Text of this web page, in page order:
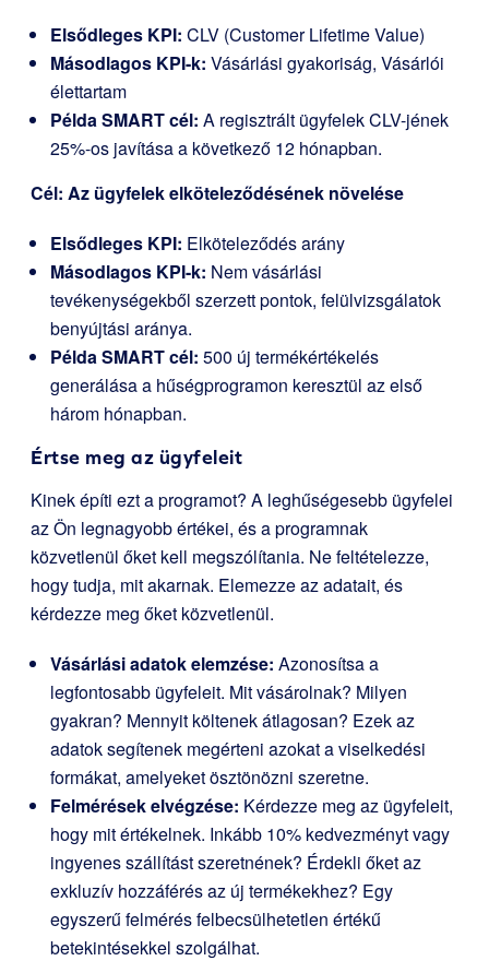
Elsődleges KPI: CLV (Customer Lifetime Value)
Másodlagos KPI-k: Vásárlási gyakoriság, Vásárlói
élettartam
Példa SMART cél: A regisztrált ügyfelek CLV-jének
25%-os javítása a következő 12 hónapban.
Cél: Az ügyfelek elköteleződésének növelése
Elsődleges KPI: Elköteleződés arány
Másodlagos KPI-k: Nem vásárlási
tevékenységekből szerzett pontok, felülvizsgálatok
benyújtási aránya.
Példa SMART cél: 500 új termékértékelés
generálása a hűségprogramon keresztül az első
három hónapban.
Értse meg az ügyfeleit
Kinek építi ezt a programot? A leghűségesebb ügyfelei
az Ön legnagyobb értékei, és a programnak
közvetlenül őket kell megszólítania. Ne feltételezze,
hogy tudja, mit akarnak. Elemezze az adatait, és
kérdezze meg őket közvetlenül.
Vásárlási adatok elemzése: Azonosítsa a
legfontosabb ügyfeleit. Mit vásárolnak? Milyen
gyakran? Mennyit költenek átlagosan? Ezek az
adatok segítenek megérteni azokat a viselkedési
formákat, amelyeket ösztönözni szeretne.
Felmérések elvégzése: Kérdezze meg az ügyfeleit,
hogy mit értékelnek. Inkább 10% kedvezményt vagy
ingyenes szállítást szeretnének? Érdekli őket az
exkluzív hozzáférés az új termékekhez? Egy
egyszerű felmérés felbecsülhetetlen értékű
betekintésekkel szolgálhat.